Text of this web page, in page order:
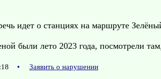
идет о станциях на маршруте
были лето 2023 года, посмотрели
• Заявить о нарушении